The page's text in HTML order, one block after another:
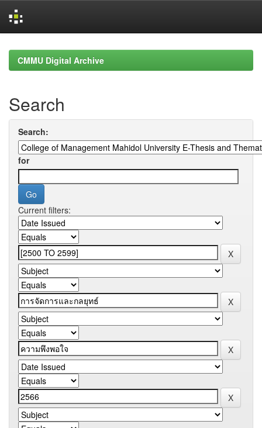
navigationCMMU Digital Archive
Search
Search:
for
Current filters: